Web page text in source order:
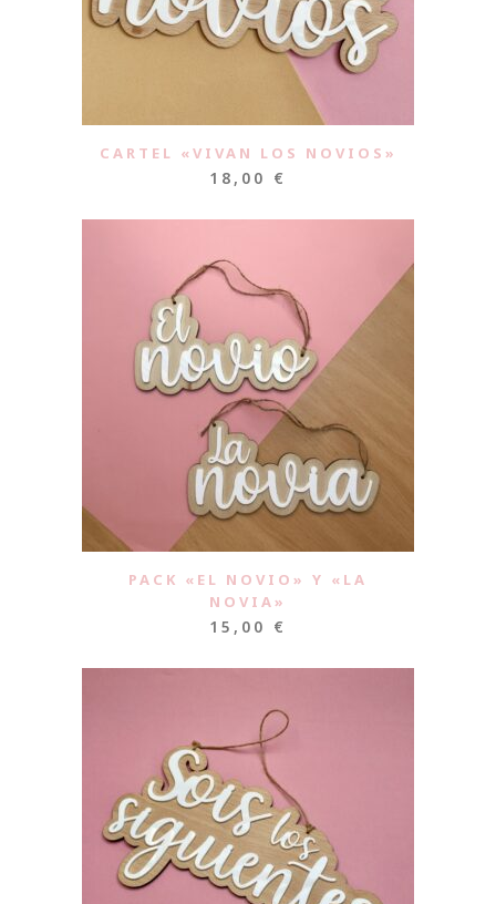
CARTEL «VIVAN LOS NOVIOS»
18,00 €
PACK «EL NOVIO» Y «LA
NOVIA»
15,00 €